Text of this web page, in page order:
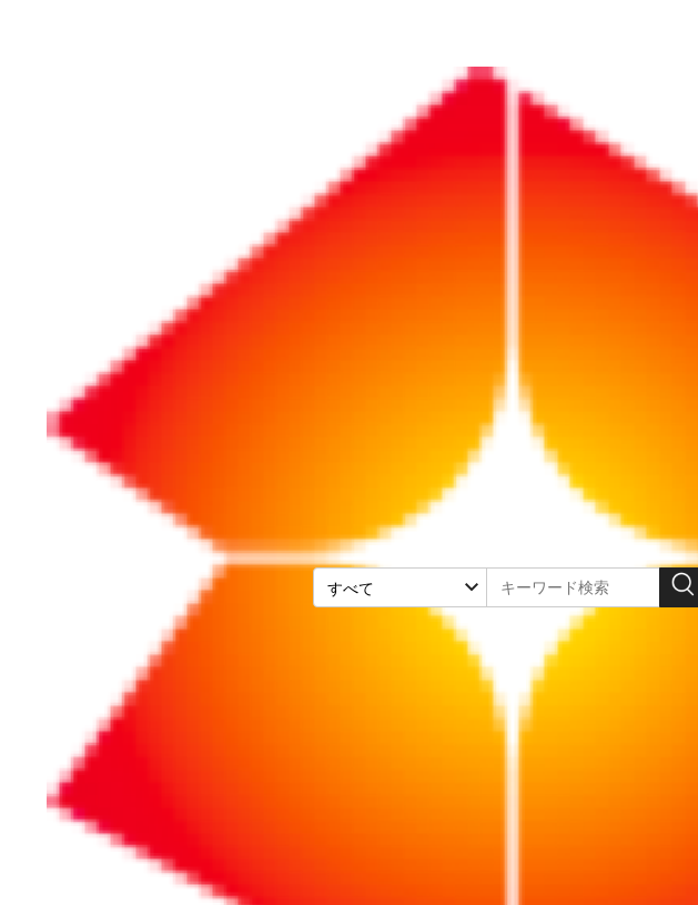
法務・リスク PL法（製造物責任法）の概要
PL法（製造物責任法）の概要と
民法改正に伴う消滅時効の改正など、2020年4月施
正の概要と製造業者や輸入業者が留意すべきことな